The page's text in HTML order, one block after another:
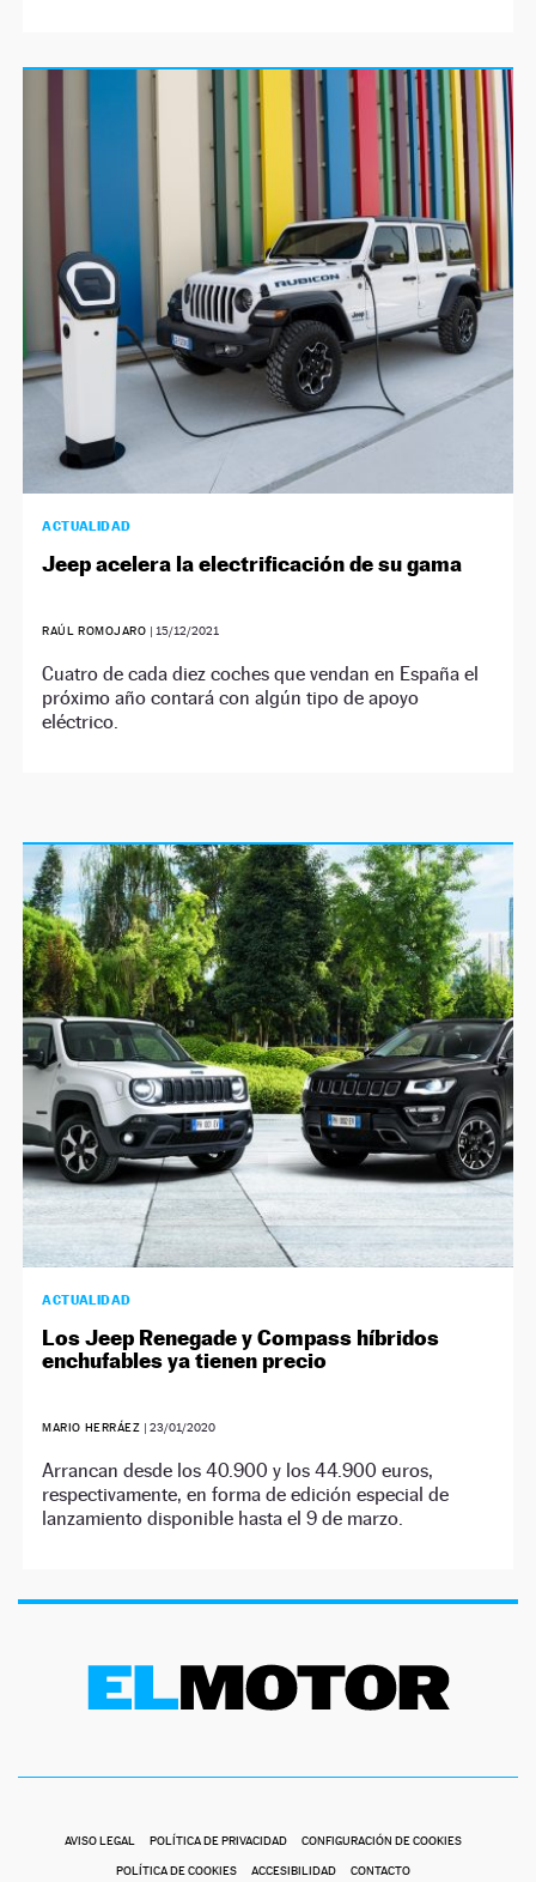
ACTUALIDAD
Jeep acelera la electrificación de su gama
RAÚL ROMOJARO | 15/12/2021
Cuatro de cada diez coches que vendan en España el
próximo año contará con algún tipo de apoyo
eléctrico.
ACTUALIDAD
Los Jeep Renegade y Compass híbridos
enchufables ya tienen precio
MARIO HERRÁEZ | 23/01/2020
Arrancan desde los 40.900 y los 44.900 euros,
respectivamente, en forma de edición especial de
lanzamiento disponible hasta el 9 de marzo.
AVISO LEGAL POLÍTICA DE PRIVACIDAD CONFIGURACIÓN DE COOKIES
POLÍTICA DE COOKIES ACCESIBILIDAD CONTACTO